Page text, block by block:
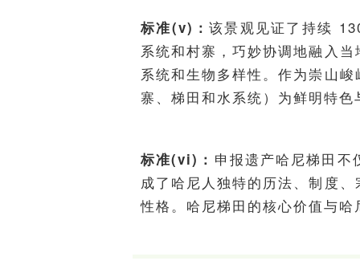
标准(v)：该景观见证了持续
系统和村寨，巧妙协调地融入
系统和生物多样性。作为崇山
寨、梯田和水系统）为鲜明特
标准(vi)： 申报遗产哈尼梯田
成了哈尼人独特的历法、制度
性格。哈尼梯田的核心价值与